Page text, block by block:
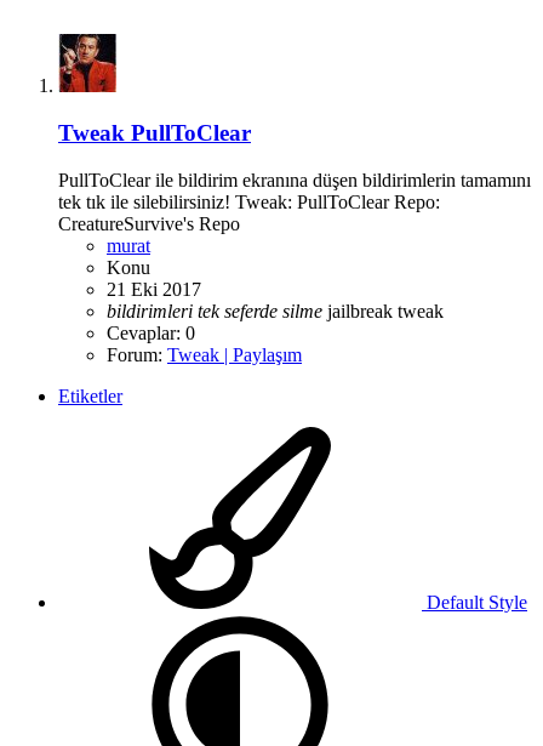
Tweak PullToClear
PullToClear ile bildirim ekranına düşen bildirimlerin tamamını
tek tık ile silebilirsiniz! Tweak: PullToClear Repo:
CreatureSurvive's Repo
murat
Konu
21 Eki 2017
bildirimleri tek seferde silme jailbreak tweak
Cevaplar: 0
Forum: Tweak | Paylaşım
Etiketler
Default Style